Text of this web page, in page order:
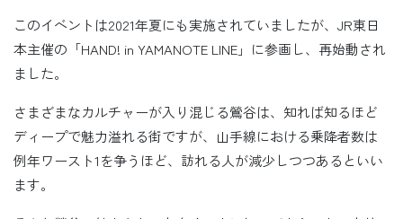
このイベントは2021年夏にも実施されていましたが、JR東日
本主催の「HAND! in YAMANOTE LINE」に参画し、再始動され
ました。
さまざまなカルチャーが入り混じる鶯谷は、知れば知るほど
ディープで魅力溢れる街ですが、山手線における乗降者数は
例年ワースト1を争うほど、訪れる人が減少しつつあるといい
ます。